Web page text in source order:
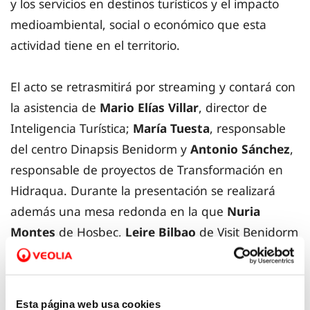
Esta página web usa cookies
y los servicios en destinos turísticos y el impacto
medioambiental, social o económico que esta
actividad tiene en el territorio.
El acto se retrasmitirá por streaming y contará con
la asistencia de Mario Elías Villar, director de
Inteligencia Turística; María Tuesta, responsable
del centro Dinapsis Benidorm y Antonio Sánchez,
responsable de proyectos de Transformación en
Hidraqua. Durante la presentación se realizará
además una mesa redonda en la que Nuria
Montes de Hosbec, Leire Bilbao de Visit Benidorm
y Alejandro Fernández, de Distrito Digital Turismo,
debatirán sobre cuáles son las estrategias y